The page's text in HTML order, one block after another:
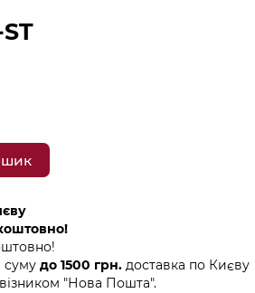
сумудо 1500 грн. доставка по Києву
"Нова Пошта".